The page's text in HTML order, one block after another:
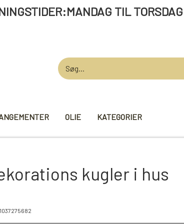
TIL TORSDAG 12
OLIE KATEGORIER
STRIKKE TILBEHØR
MADE BY ...
kugler i hus